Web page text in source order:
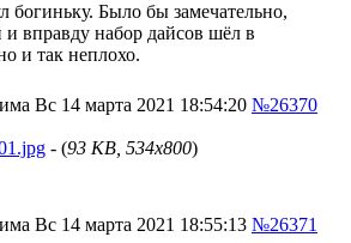
богиньку. Было бы замечательно,
и вправду набор дайсов шёл в
и так неплохо.
Вс 14 марта 2021 18:54:20 №26370
- (93 KB, 534x800)
Вс 14 марта 2021 18:55:13 №26371